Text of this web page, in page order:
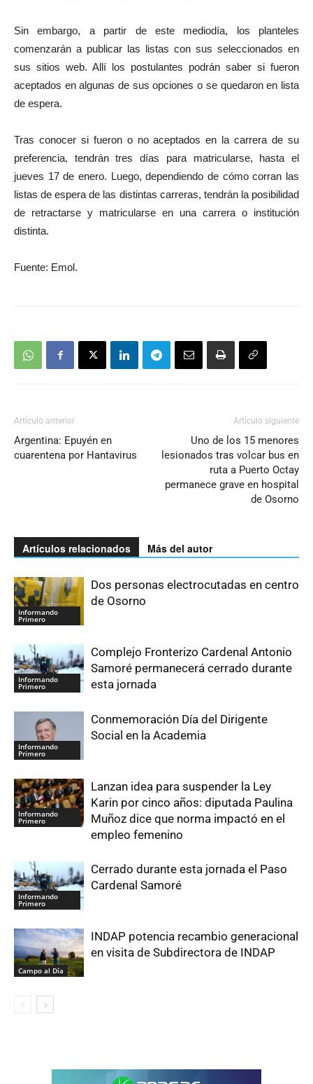
Sin embargo, a partir de este mediodía, los planteles
comenzarán a publicar las listas con sus seleccionados en
sus sitios web. Allí los postulantes podrán saber si fueron
aceptados en algunas de sus opciones o se quedaron en lista
de espera.
Tras conocer si fueron o no aceptados en la carrera de su
preferencia, tendrán tres días para matricularse, hasta el
jueves 17 de enero. Luego, dependiendo de cómo corran las
listas de espera de las distintas carreras, tendrán la posibilidad
de retractarse y matricularse en una carrera o institución
distinta.
Fuente: Emol.
Artículo anterior
Argentina: Epuyén en
cuarentena por Hantavirus
Artículo siguiente
Uno de los 15 menores
lesionados tras volcar bus en
ruta a Puerto Octay
permanece grave en hospital
de Osorno
Artículos relacionados Más del autor
Informando
Primero
Dos personas electrocutadas en centro
de Osorno
Informando
Primero
Complejo Fronterizo Cardenal Antonio
Samoré permanecerá cerrado durante
esta jornada
Informando
Primero
Conmemoración Día del Dirigente
Social en la Academia
Informando
Primero
Lanzan idea para suspender la Ley
Karin por cinco años: diputada Paulina
Muñoz dice que norma impactó en el
empleo femenino
Informando
Primero
Cerrado durante esta jornada el Paso
Cardenal Samoré
Campo al Día
INDAP potencia recambio generacional
en visita de Subdirectora de INDAP